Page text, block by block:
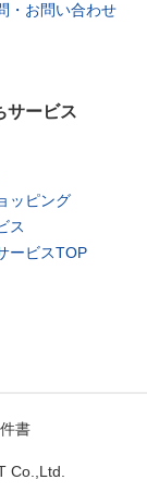
・お問い合わせ
サービス
ッピング
ス
ービスTOP
書
Co.,Ltd.